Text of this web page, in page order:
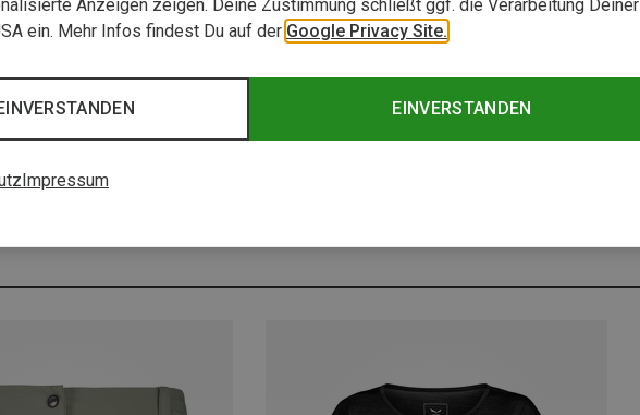
0 von 0 Artikel angesehen
Anzeigen zeigen. Deine Zustimmung schließt ggf. die Verarbeitung Deiner
ein. Mehr Infos findest Du auf der Google Privacy Site.
EINVERSTANDEN
Impressum